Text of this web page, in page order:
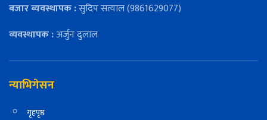
बजार ब्यवस्थापक :सुदिप सत्याल (9861629077)
व्यवस्थापक :अर्जुन दुलाल
न्याभिगेसन
गृहपृष्ठ